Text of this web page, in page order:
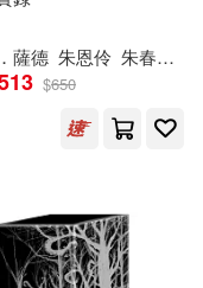
薩德 朱恩伶 朱春林
$650